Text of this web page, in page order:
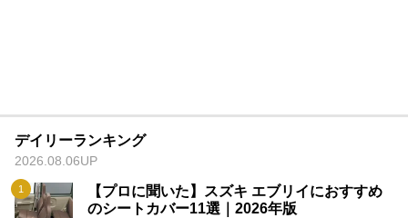
デイリーランキング
2026.08.06UP
【プロに聞いた】スズキ エブリイにおすすめ
のシートカバー11選｜2026年版